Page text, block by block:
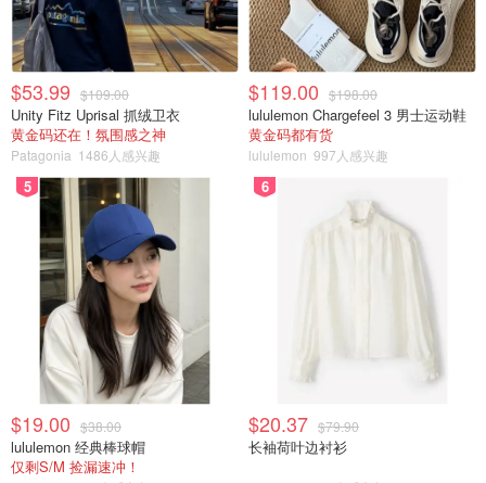
$53.99 $109.00
Unity Fitz Uprisal 抓绒卫衣
黄金码还在！氛围感之神
Patagonia 1486人感兴趣
$119.00 $198.00
lululemon Chargefeel 3 男士运动鞋
黄金码都有货
lululemon 997人感兴趣
5
$19.00 $38.00
lululemon 经典棒球帽
仅剩S/M 捡漏速冲！
6
$20.37 $79.90
长袖荷叶边衬衫